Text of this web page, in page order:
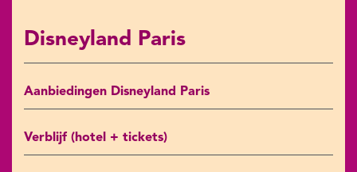
Disneyland Paris
Aanbiedingen Disneyland Paris
Verblijf (hotel + tickets)